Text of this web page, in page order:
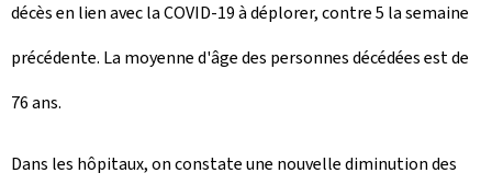
décès en lien avec la COVID-19 à déplorer, contre 5 la semaine
précédente. La moyenne d'âge des personnes décédées est de
76 ans.
Dans les hôpitaux, on constate une nouvelle diminution des